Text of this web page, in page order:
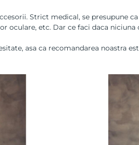
Strict medical, se presupune
oculare, etc. Dar ce faci daca
asa ca recomandarea noastra